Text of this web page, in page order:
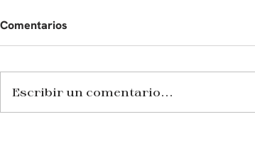
Comentarios
Escribir un comentario...